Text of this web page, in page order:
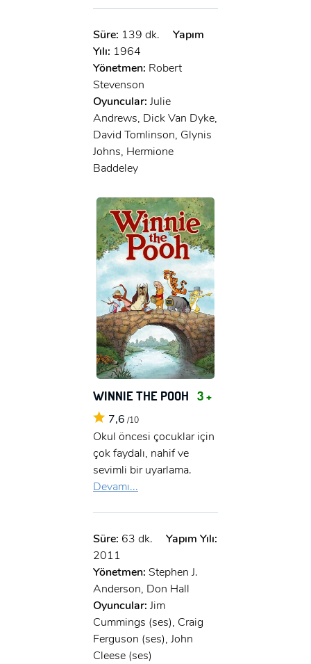
Süre: 139 dk.
Yapım
Yılı: 1964
Yönetmen: Robert
Stevenson
Oyuncular: Julie
Andrews, Dick Van Dyke,
David Tomlinson, Glynis
Johns, Hermione
Baddeley
WINNIE THE POOH 3 +
7,6 /10
Okul öncesi çocuklar için
çok faydalı, nahif ve
sevimli bir uyarlama.
Devamı...
Süre: 63 dk.
Yapım Yılı:
2011
Yönetmen: Stephen J.
Anderson, Don Hall
Oyuncular: Jim
Cummings (ses), Craig
Ferguson (ses), John
Cleese (ses)